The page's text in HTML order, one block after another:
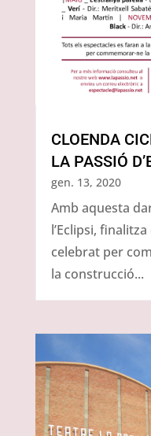
CLOENDA
LA PASSIÓ
gen. 13, 2020
Amb aquesta
l’Eclipsi,
celebrat per
la construcció...